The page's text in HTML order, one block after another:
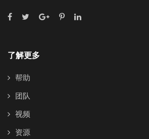
了解更多
帮助
团队
视频
资源